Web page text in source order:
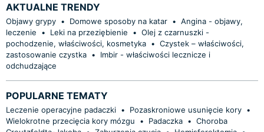
AKTUALNE TRENDY
Objawy grypy • Domowe sposoby na katar • Angina - objawy,
leczenie
• Leki na przeziębienie • Olej z czarnuszki -
pochodzenie, właściwości, kosmetyka • Czystek – właściwości,
zastosowanie czystka •
Imbir - właściwości lecznicze i
odchudzające
POPULARNE TEMATY
Leczenie operacyjne padaczki • Pozaskroniowe usunięcie kory •
Wielokrotne przecięcia kory mózgu
• Padaczka • Choroba